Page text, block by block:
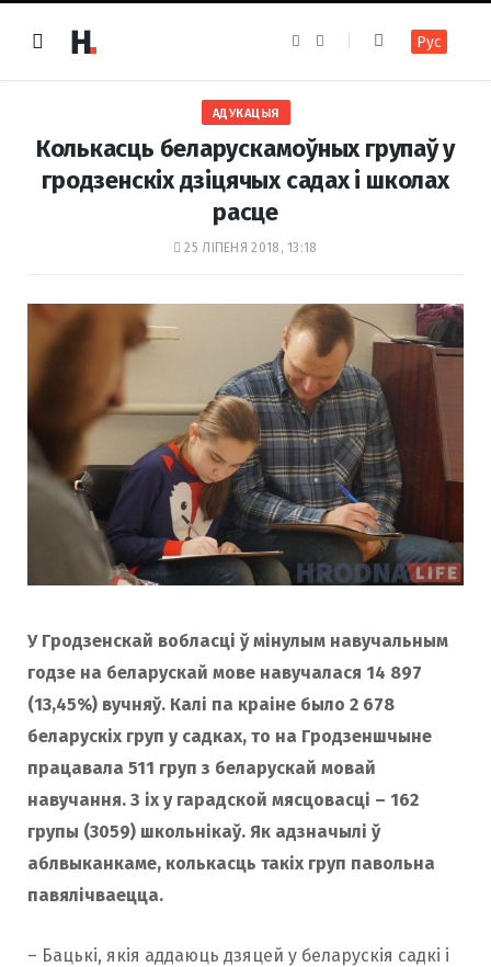
e
k
t
a
m
Рус
АДУКАЦЫЯ
Колькасць беларускамоўных групаў у
гродзенскіх дзіцячых садах і школах
расце
25 ЛІПЕНЯ 2018, 13:18
У Гродзенскай вобласці ў мінулым навучальным
годзе на беларускай мове навучалася 14 897
(13,45%) вучняў. Калі па краіне было 2 678
беларускіх груп у садках, то на Гродзеншчыне
працавала 511 груп з беларускай мовай
навучання. З іх у гарадской мясцовасці – 162
групы (3059) школьнікаў. Як адзначылі ў
аблвыканкаме, колькасць такіх груп павольна
павялічваецца.
– Бацькі, якія аддаюць дзяцей у беларускія садкі і